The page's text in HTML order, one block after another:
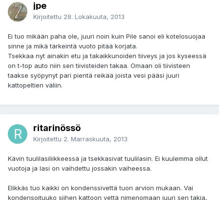
jpe
Kirjoitettu 28. Lokakuuta, 2013
Ei tuo mikään paha ole, juuri noin kuin Pile sanoi eli kotelosuojaa
sinne ja mikä tärkeintä vuoto pitää korjata.
Tsekkaa nyt ainakin etu ja takaikkunoiden tiiveys ja jos kyseessä
on t-top auto niin sen tiivisteiden takaa. Omaan oli tiivisteen
taakse syöpynyt pari pientä reikää joista vesi pääsi juuri
kattopeltien väliin.
ritarinössö
Kirjoitettu 2. Marraskuuta, 2013
Kävin tuulilasiliikkeessä ja tsekkasivat tuulilasin. Ei kuulemma ollut
vuotoja ja lasi on vaihdettu jossakin vaiheessa.
Elikkäs tuo kaikki on kondenssivettä tuon arvion mukaan. Vai
kondensoituuko siihen kattoon vettä nimenomaan juuri sen takia,